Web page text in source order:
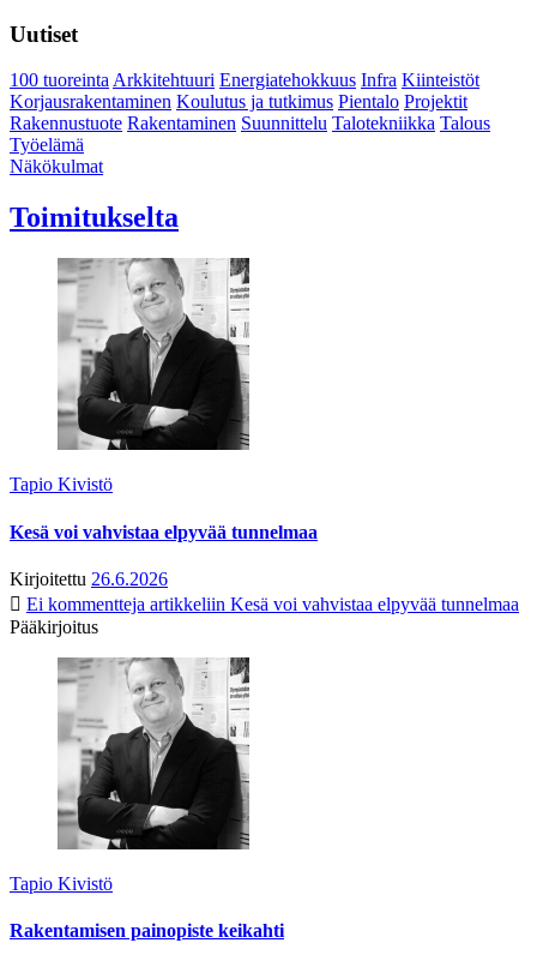
Uutiset
100 tuoreintaArkkitehtuuri Energiatehokkuus Infra Kiinteistöt
Korjausrakentaminen Koulutus ja tutkimus Pientalo Projektit
Rakennustuote Rakentaminen Suunnittelu Talotekniikka Talous
Työelämä
Näkökulmat
Toimitukselta
Tapio Kivistö
Kesä voi vahvistaa elpyvää tunnelmaa
Kirjoitettu 26.6.2026
Ei kommentteja artikkeliin Kesä voi vahvistaa elpyvää tunnelmaa
Pääkirjoitus
Tapio Kivistö
Rakentamisen painopiste keikahti